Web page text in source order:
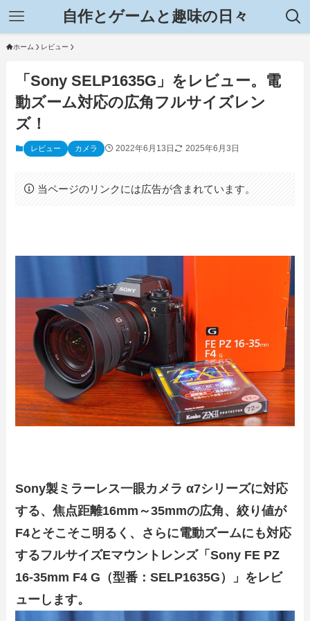
自作とゲームと趣味の日々
ホーム レビュー
「Sony SELP1635G」をレビュー。電
動ズーム対応の広角フルサイズレン
ズ！
レビュー カメラ 2022年6月13日 2025年6月3日
当ページのリンクには広告が含まれています。
Sony製ミラーレス一眼カメラ α7シリーズに対応
する、焦点距離16mm～35mmの広角、絞り値が
F4とそこそこ明るく、さらに電動ズームにも対応
するフルサイズEマウントレンズ「Sony FE PZ
16-35mm F4 G（型番：SELP1635G）」をレビ
ューします。